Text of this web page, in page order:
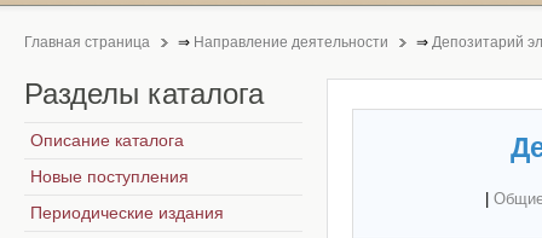
Главная страница ⇒ Направление деятельности ⇒ Депозитарий
Разделы каталога
Описание каталога
Новые поступления
Периодические издания